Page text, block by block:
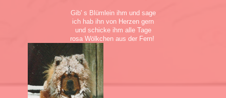
Gib' s Blümlein ihm und sage
ich hab ihn von Herzen gern
und schicke ihm alle Tage
rosa Wölkchen aus der Fern!